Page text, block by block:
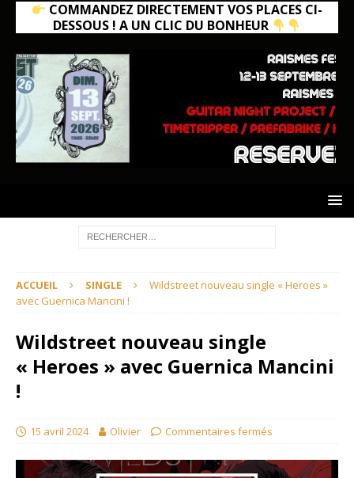
COMMANDEZ DIRECTEMENT VOS PLACES CI-
DESSOUS ! A UN CLIC DU BONHEUR
ACCUEIL SINGLE
Wildstreet nouveau single « Heroes »
avec Guernica Mancini !
Wildstreet nouveau single
« Heroes » avec Guernica Mancini
!
15 avril 2024 Olivier Commentaires fermés